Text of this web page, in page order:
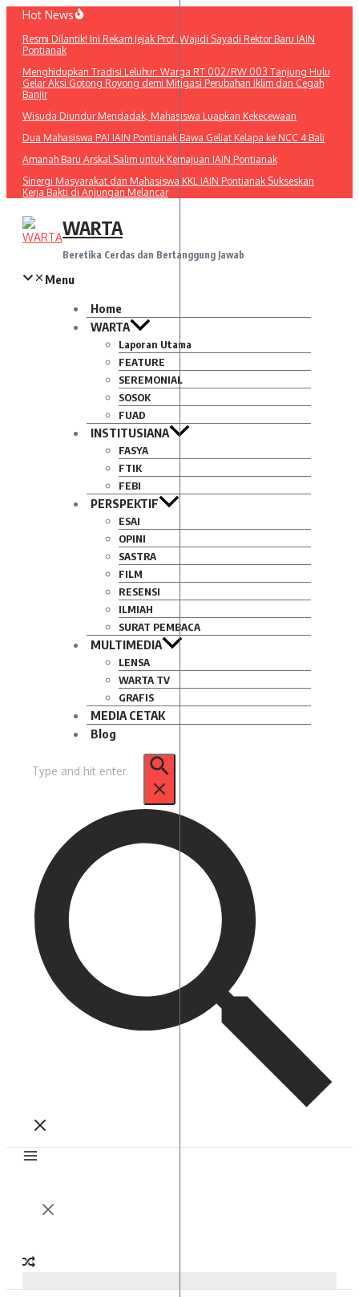
Lewati
konten
Hot News
Resmi Dilantik! Ini Rekam Jejak Prof. Wajidi Sayadi Rektor Baru IAIN
Pontianak
Menghidupkan Tradisi Leluhur: Warga RT 002/RW 003 Tanjung Hulu
Gelar Aksi Gotong Royong demi Mitigasi Perubahan Iklim dan Cegah
Banjir
Wisuda Diundur Mendadak, Mahasiswa Luapkan Kekecewaan
Dua Mahasiswa PAI IAIN Pontianak Bawa Geliat Kelapa ke NCC 4 Bali
Amanah Baru Arskal Salim untuk Kemajuan IAIN Pontianak
Sinergi Masyarakat dan Mahasiswa KKL IAIN Pontianak Sukseskan
Kerja Bakti di Anjungan Melancar
WARTA
Beretika Cerdas dan Bertanggung Jawab
Menu
Home
WARTA
Laporan Utama
FEATURE
SEREMONIAL
SOSOK
FUAD
INSTITUSIANA
FASYA
FTIK
FEBI
PERSPEKTIF
ESAI
OPINI
SASTRA
FILM
RESENSI
ILMIAH
SURAT PEMBACA
MULTIMEDIA
LENSA
WARTA TV
GRAFIS
MEDIA CETAK
Blog
untuk: